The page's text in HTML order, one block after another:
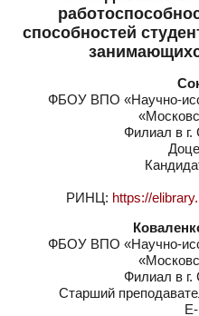
способностей
ФБОУ ВПО «Научно-
Филиал в
РИНЦ: https://
ФБОУ ВПО «Научно-
Филиал в
Старший